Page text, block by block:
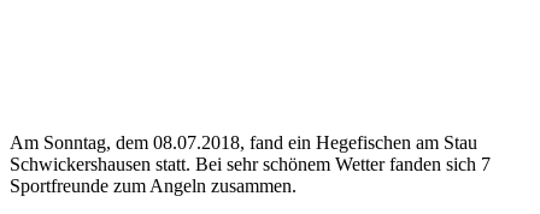
Am Sonntag, dem 08.07.2018, fand ein Hegefischen am Stau
Schwickershausen statt. Bei sehr schönem Wetter fanden sich 7
Sportfreunde zum Angeln zusammen.